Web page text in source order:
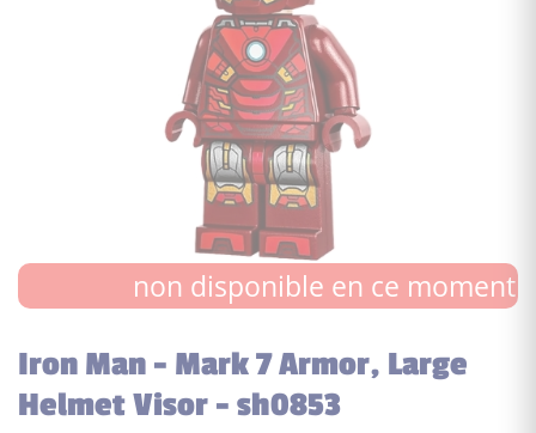
non disponible en ce moment
Iron Man - Mark 7 Armor, Large
Helmet Visor - sh0853